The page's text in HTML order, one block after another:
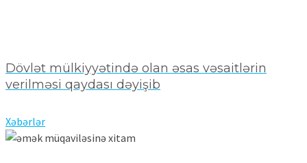
Dövlət mülkiyyətində olan əsas vəsaitlərin
verilməsi qaydası dəyişib
Xəbərlər